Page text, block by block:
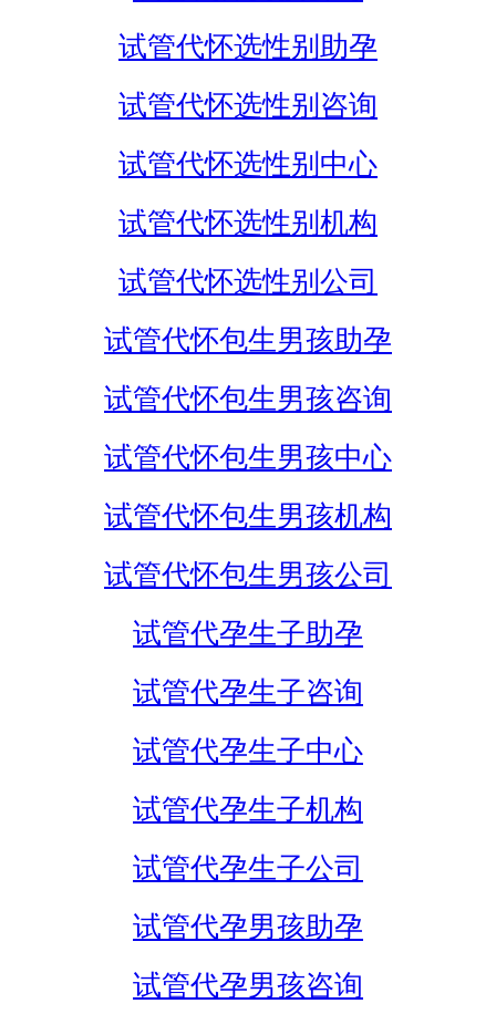
试管代怀选性别助孕
试管代怀选性别咨询
试管代怀选性别中心
试管代怀选性别机构
试管代怀选性别公司
试管代怀包生男孩助孕
试管代怀包生男孩咨询
试管代怀包生男孩中心
试管代怀包生男孩机构
试管代怀包生男孩公司
试管代孕生子助孕
试管代孕生子咨询
试管代孕生子中心
试管代孕生子机构
试管代孕生子公司
试管代孕男孩助孕
试管代孕男孩咨询